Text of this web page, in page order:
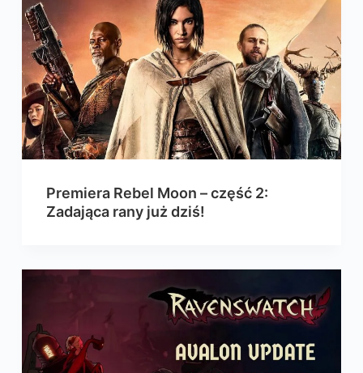
Premiera Rebel Moon – część 2:
Zadająca rany już dziś!